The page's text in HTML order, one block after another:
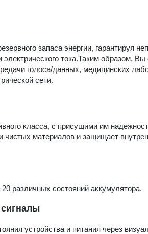
запаса энергии, гарантируя
тока.Таким образом,
голоса/данных, медицинских
сети.
класса, с присущими им
чистых материалов и защищает
различных состояний аккумулятора.
устройства и питания через